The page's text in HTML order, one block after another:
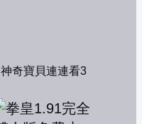
神奇寶貝連連看3